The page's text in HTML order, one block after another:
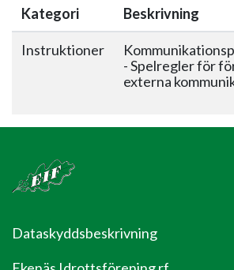
Kategori Beskrivning
Instruktioner
- Spelregler för
externa
Dataskyddsbeskrivning